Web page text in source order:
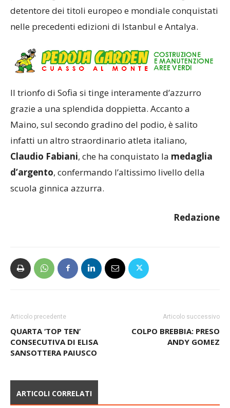
detentore dei titoli europeo e mondiale conquistati
nelle precedenti edizioni di Istanbul e Antalya.
Il trionfo di Sofia si tinge interamente d’azzurro
grazie a una splendida doppietta. Accanto a
Maino, sul secondo gradino del podio, è salito
infatti un altro straordinario atleta italiano,
Claudio Fabiani, che ha conquistato la medaglia
d’argento, confermando l’altissimo livello della
scuola ginnica azzurra.
Redazione
Articolo precedente
QUARTA ‘TOP TEN’
CONSECUTIVA DI ELISA
SANSOTTERA PAIUSCO
Articolo successivo
COLPO BREBBIA: PRESO
ANDY GOMEZ
ARTICOLI CORRELATI